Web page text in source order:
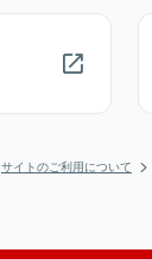
サイトのご利用について